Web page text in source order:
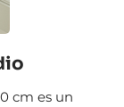
cm es un